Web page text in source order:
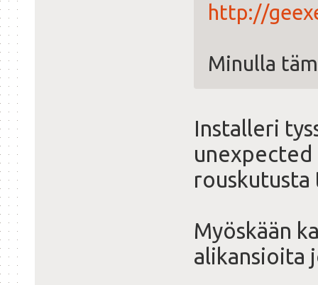
http://
Minulla
Installeri
rouskutusta
Myöskään
alikansioita